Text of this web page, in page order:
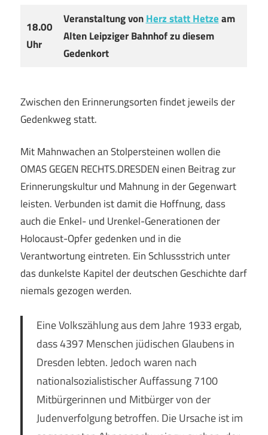
18.00
Uhr
Veranstaltung vonHerz statt Hetzeam
Alten Leipziger Bahnhofzu diesem
Gedenkort
Zwischen den Erinnerungsorten findet jeweils der
Gedenkweg statt.
Mit Mahnwachen an Stolpersteinen wollen die
OMAS GEGEN RECHTS.DRESDEN einen Beitrag zur
Erinnerungskultur und Mahnung in der Gegenwart
leisten. Verbunden ist damit die Hoffnung, dass
auch die Enkel- und Urenkel-Generationen der
Holocaust-Opfer gedenken und in die
Verantwortung eintreten. Ein Schlussstrich unter
das dunkelste Kapitel der deutschen Geschichte darf
niemals gezogen werden.
Eine Volkszählung aus dem Jahre 1933 ergab,
dass 4397 Menschen jüdischen Glaubens in
Dresden lebten. Jedoch waren nach
nationalsozialistischer Auffassung 7100
Mitbürgerinnen und Mitbürger von der
Judenverfolgung betroffen. Die Ursache ist im